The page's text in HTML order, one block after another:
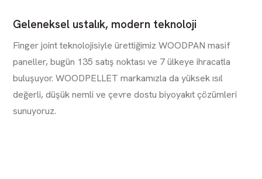
Geleneksel ustalık, modern teknoloji
Finger joint teknolojisiyle ürettiğimiz WOODPAN masif
paneller, bugün 135 satış noktası ve 7 ülkeye ihracatla
buluşuyor. WOODPELLET markamızla da yüksek ısıl
değerli, düşük nemli ve çevre dostu biyoyakıt çözümleri
sunuyoruz.